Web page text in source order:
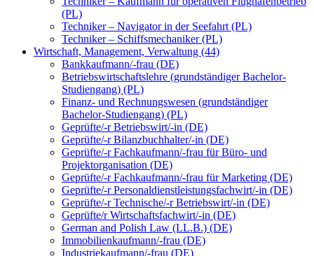
(PL)
Techniker – Navigator in der Seefahrt (PL)
Techniker – Schiffsmechaniker (PL)
Wirtschaft, Management, Verwaltung (44)
Bankkaufmann/-frau (DE)
Betriebswirtschaftslehre (grundständiger Bachelor-
Studiengang) (PL)
Finanz- und Rechnungswesen (grundständiger
Bachelor-Studiengang) (PL)
Geprüfte/-r Betriebswirt/-in (DE)
Geprüfte/-r Bilanzbuchhalter/-in (DE)
Geprüfte/-r Fachkaufmann/-frau für Büro- und
Projektorganisation (DE)
Geprüfte/-r Fachkaufmann/-frau für Marketing (DE)
Geprüfte/-r Personaldienstleistungsfachwirt/-in (DE)
Geprüfte/-r Technische/-r Betriebswirt/-in (DE)
Geprüfte/r Wirtschaftsfachwirt/-in (DE)
German and Polish Law (LL.B.) (DE)
Immobilienkaufmann/-frau (DE)
Industriekaufmann/-frau (DE)